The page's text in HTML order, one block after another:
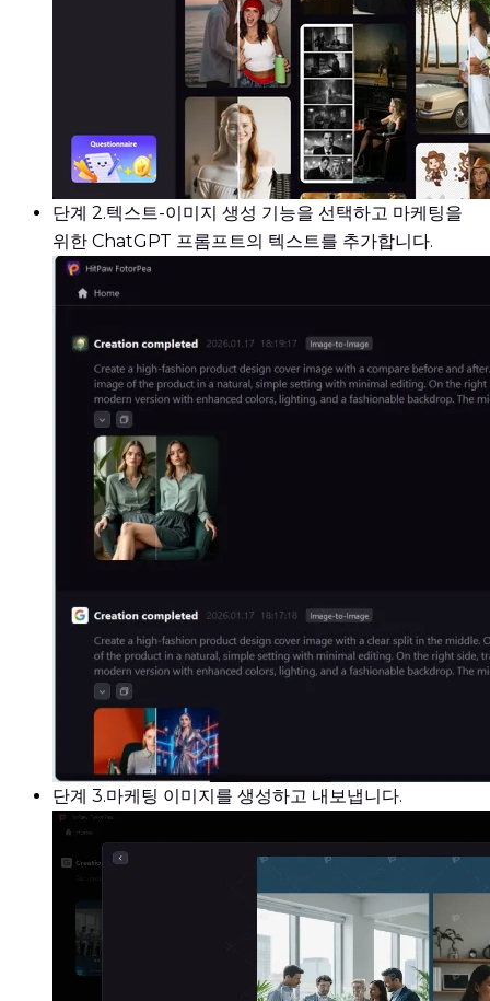
단계 2.텍스트-이미지 생성 기능을 선택하고 마케팅을
위한 ChatGPT 프롬프트의 텍스트를 추가합니다.
단계 3.마케팅 이미지를 생성하고 내보냅니다.